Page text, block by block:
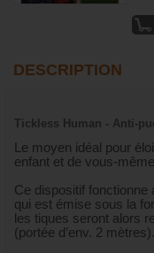
DESCRIPTION
Tickless Human - Anti-
Le moyen idéal pour
enfant et de vous-
Ce dispositif fonctionne
qui est émise sous la
les tiques seront alors
(portée d’env. 2 mètres).